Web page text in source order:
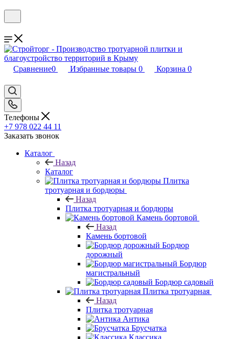
Сравнение0 Избранные товары 0 Корзина 0
Телефоны
+7 978 022 44 11
Заказать звонок
Каталог
Назад
Каталог
Плитка
тротуарная и бордюры
Назад
Плитка тротуарная и бордюры
Камень бортовой
Назад
Камень бортовой
Бордюр
дорожный
Бордюр
магистральный
Бордюр садовый
Плитка тротуарная
Назад
Плитка тротуарная
Антика
Брусчатка
Классика